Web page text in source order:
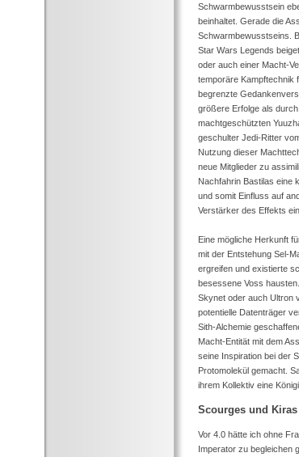
Schwarmbewusstsein
beinhaltet. Gerade die
Schwarmbewusstseins.
Star Wars Legends
oder auch einer Macht-
temporäre Kampftechnik
begrenzte
größere Erfolge als
machtgeschützten
geschulter Jedi-Ritter
Nutzung dieser
neue Mitglieder zu
Nachfahrin Bastilas eine
und somit Einfluss auf
Verstärker des Effekts
Eine mögliche Herkunft
mit der Entstehung Sel-
ergreifen und existierte
besessene Voss
Skynet oder auch Ultron
potentielle Datenträger
Sith-Alchemie
Macht-Entität mit dem
seine Inspiration bei der
Protomolekül gemacht.
ihrem Kollektiv eine
Scourges und
Vor 4.0 hätte ich ohne
Imperator zu begleichen